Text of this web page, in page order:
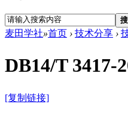
麦田学社»首页 › 技术分享 ›
DB14/T 3417-
[复制链接]